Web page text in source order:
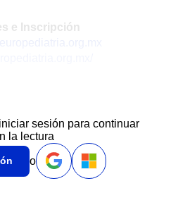
e Inscripción
sesión para continuar
la lectura
o